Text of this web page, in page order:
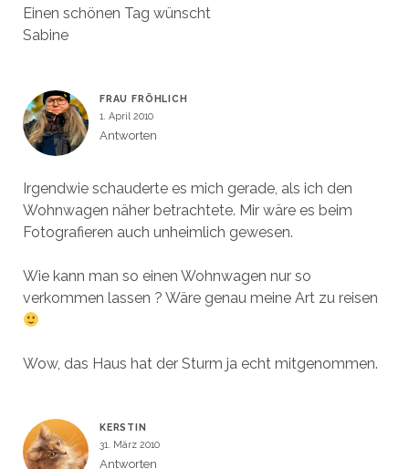
Einen schönen Tag wünscht
Sabine
FRAU FRÖHLICH
1. April 2010
Antworten
Irgendwie schauderte es mich gerade, als ich den
Wohnwagen näher betrachtete. Mir wäre es beim
Fotografieren auch unheimlich gewesen.
Wie kann man so einen Wohnwagen nur so
verkommen lassen ? Wäre genau meine Art zu reisen
Wow, das Haus hat der Sturm ja echt mitgenommen.
KERSTIN
31. März 2010
Antworten